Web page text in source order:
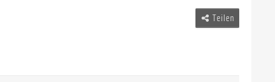
Teilen